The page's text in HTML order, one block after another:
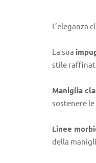
L’eleganza
La sua
stile
Maniglia
sostenere
Linee
della